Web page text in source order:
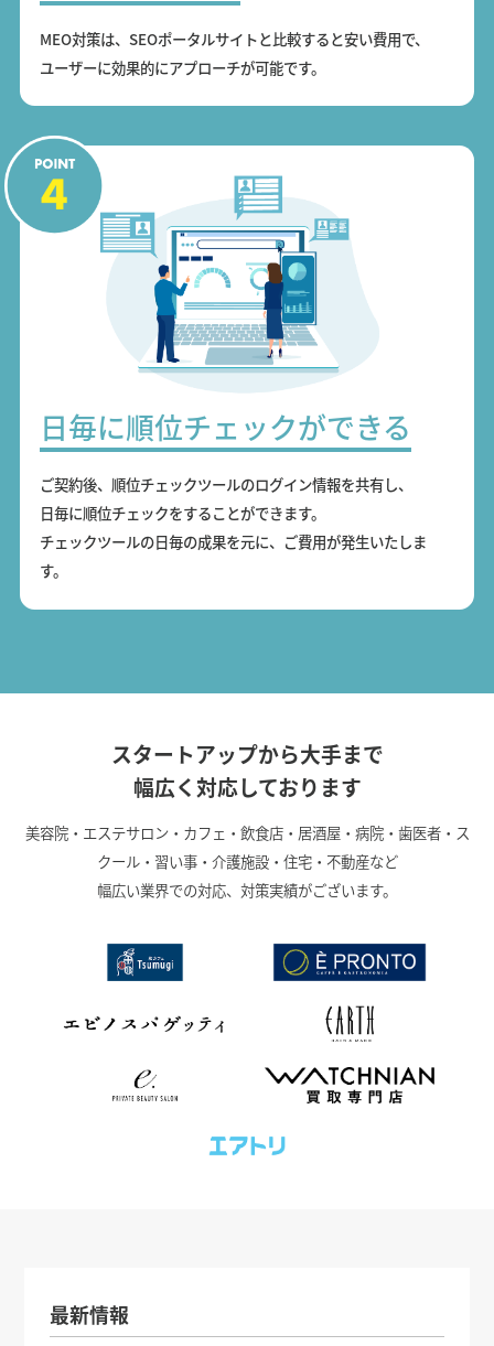
MEO対策は、SEOポータルサイトと比較すると安い費用で、
ユーザーに効果的にアプローチが可能です。
日毎に順位チェックができる
ご契約後、順位チェックツールのログイン情報を共有し、
日毎に順位チェックをすることができます。
チェックツールの日毎の成果を元に、ご費用が発生いたしま
す。
スタートアップから大手まで
幅広く対応しております
美容院・エステサロン・カフェ・飲食店・居酒屋・病院・歯医者・ス
クール・習い事・介護施設・住宅・不動産など
幅広い業界での対応、対策実績がございます。
最新情報